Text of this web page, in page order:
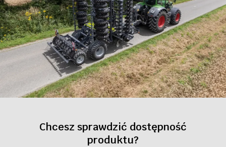
Chcesz sprawdzić dostępność
produktu?